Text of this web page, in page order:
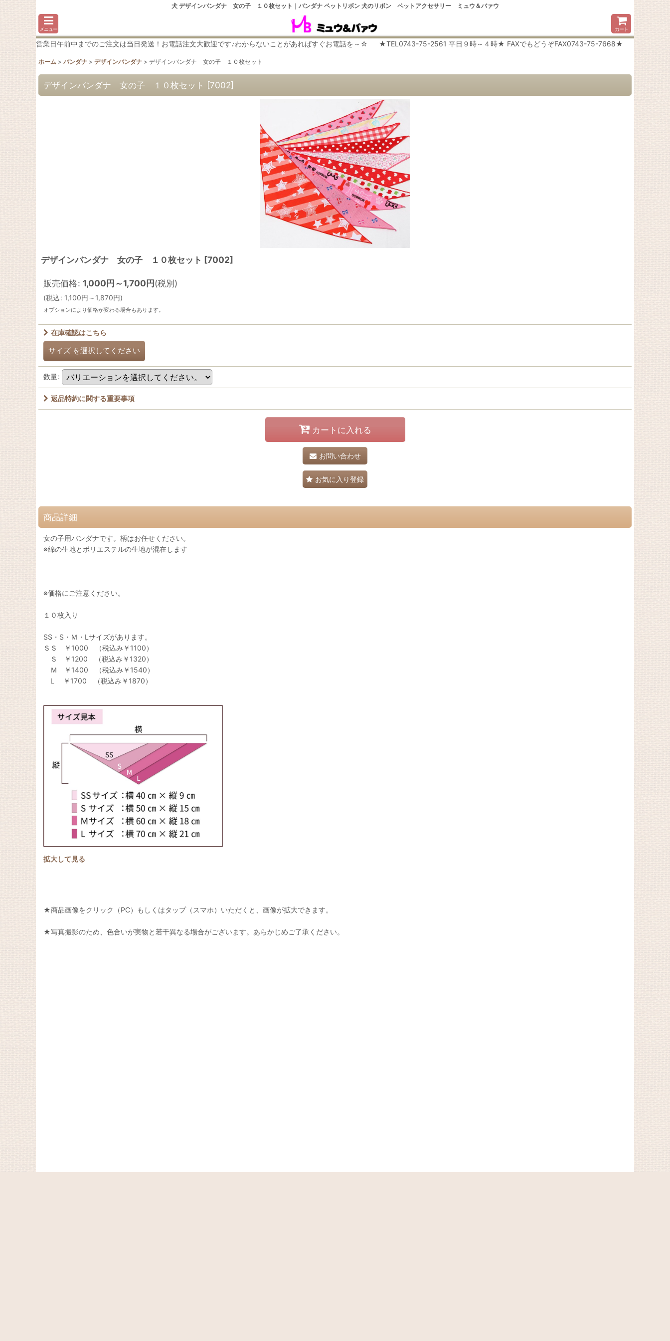
犬 デザインバンダナ 女の子 １０枚セット｜バンダナ ペットリボン 犬のリボン ペットアクセサリー ミュウ＆バァウ
メニュー カート
営業日午前中までのご注文は当日発送！お電話注文大歓迎です♪わからないことがあればすぐお電話を～☆ ★TEL0743-75-2561 平日９時～４時★ FAXでもどうぞFAX0743-75-7668★
ホーム > バンダナ > デザインバンダナ > デザインバンダナ 女の子 １０枚セット
デザインバンダナ 女の子 １０枚セット [7002]
デザインバンダナ 女の子 １０枚セット [7002]
販売価格: 1,000円～1,700円(税別)
(税込: 1,100円 ～1,870円)
オプションにより価格が変わる場合もあります。
在庫確認はこちら
サイズ を選択してください
数量:
返品特約に関する重要事項
カートに入れる
お問い合わせ
お気に入り登録
商品詳細
女の子用バンダナです。柄はお任せください。
※綿の生地とポリエステルの生地が混在します
※価格にご注意ください。
１０枚入り
SS・S・Ｍ・Lサイズがあります。
ＳＳ ￥1000 （税込み￥1100）
Ｓ ￥1200 （税込み￥1320）
Ｍ ￥1400 （税込み￥1540）
L ￥1700 （税込み￥1870）
拡大して見る
★商品画像をクリック（PC）もしくはタップ（スマホ）いただくと、画像が拡大できます。
★写真撮影のため、色合いが実物と若干異なる場合がございます。あらかじめご了承ください。